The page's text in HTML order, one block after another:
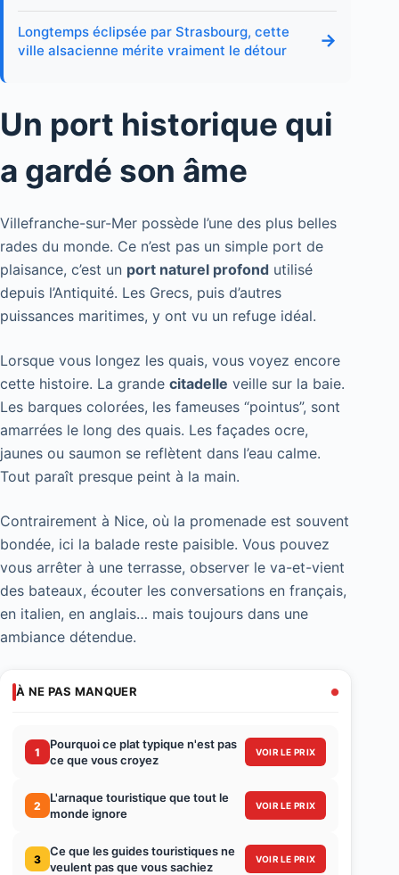
Longtemps éclipsée par Strasbourg, cette
ville alsacienne mérite vraiment le détour
→
Un port historique qui
a gardé son âme
Villefranche-sur-Mer possède l’une des plus belles
rades du monde. Ce n’est pas un simple port de
plaisance, c’est un port naturel profond utilisé
depuis l’Antiquité. Les Grecs, puis d’autres
puissances maritimes, y ont vu un refuge idéal.
Lorsque vous longez les quais, vous voyez encore
cette histoire. La grande citadelle veille sur la baie.
Les barques colorées, les fameuses “pointus”, sont
amarrées le long des quais. Les façades ocre,
jaunes ou saumon se reflètent dans l’eau calme.
Tout paraît presque peint à la main.
Contrairement à Nice, où la promenade est souvent
bondée, ici la balade reste paisible. Vous pouvez
vous arrêter à une terrasse, observer le va-et-vient
des bateaux, écouter les conversations en français,
en italien, en anglais… mais toujours dans une
ambiance détendue.
À NE PAS MANQUER
1
Pourquoi ce plat typique n'est pas
ce que vous croyez
VOIR LE PRIX
2
L'arnaque touristique que tout le
monde ignore
VOIR LE PRIX
3
Ce que les guides touristiques ne
veulent pas que vous sachiez
VOIR LE PRIX